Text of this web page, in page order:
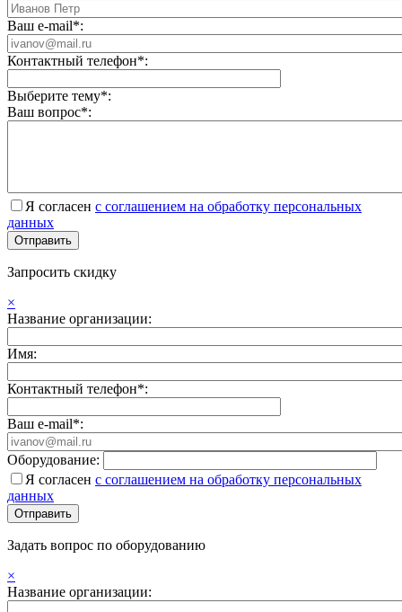
Ваш e-mail*:
Контактный телефон*:
Выберите тему*:
Ваш вопрос*:
Я согласен с соглашением на обработку персональных
данных
Запросить скидку
×
Название организации:
Имя:
Контактный телефон*:
Ваш e-mail*:
Оборудование:
Я согласен с соглашением на обработку персональных
данных
Задать вопрос по оборудованию
×
Название организации: